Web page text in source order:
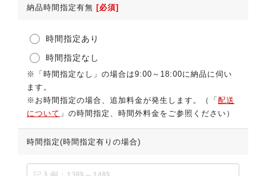
納品時間指定有無 [必須]
時間指定あり
時間指定なし
※「時間指定なし」の場合は9:00～18:00に納品に伺い
ます。
※お時間指定の場合、追加料金が発生します。（「 配送
について 」の時間指定、時間外料金をご参照ください）
時間指定(時間指定有りの場合)